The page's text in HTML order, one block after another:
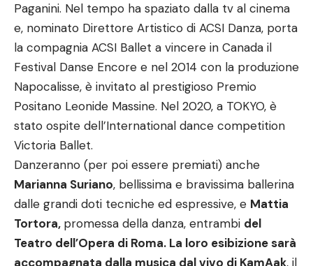
Paganini. Nel tempo ha spaziato dalla tv al cinema
e, nominato Direttore Artistico di ACSI Danza, porta
la compagnia ACSI Ballet a vincere in Canada il
Festival Danse Encore e nel 2014 con la produzione
Napocalisse, è invitato al prestigioso Premio
Positano Leonide Massine. Nel 2020, a TOKYO, è
stato ospite dell’International dance competition
Victoria Ballet.
Danzeranno (per poi essere premiati) anche
Marianna Suriano, bellissima e bravissima ballerina
dalle grandi doti tecniche ed espressive, e Mattia
Tortora, promessa della danza, entrambi del
Teatro dell’Opera di Roma. La loro esibizione sarà
accompagnata dalla musica dal vivo di KamAak, il